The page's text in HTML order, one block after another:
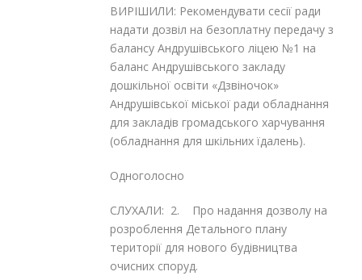
ВИРІШИЛИ: Рекомендувати сесії ради
надати дозвіл на безоплатну передачу з
балансу Андрушівського ліцею №1 на
баланс Андрушівського закладу
дошкільної освіти «Дзвіночок»
Андрушівської міської ради обладнання
для закладів громадського харчування
(обладнання для шкільних їдалень).
Одноголосно
СЛУХАЛИ: 2. Про надання дозволу на
розроблення Детального плану
території для нового будівництва
очисних споруд.